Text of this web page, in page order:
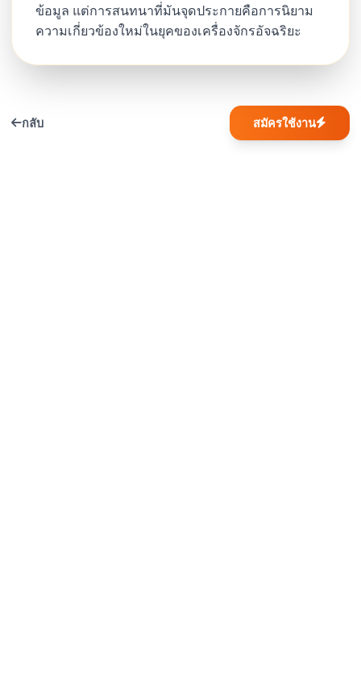
ข้อมูล แต่การสนทนาที่มันจุดประกายคือการนิยาม
ความเกี่ยวข้องใหม่ในยุคของเครื่องจักรอัจฉริยะ
กลับ สมัครใช้งาน